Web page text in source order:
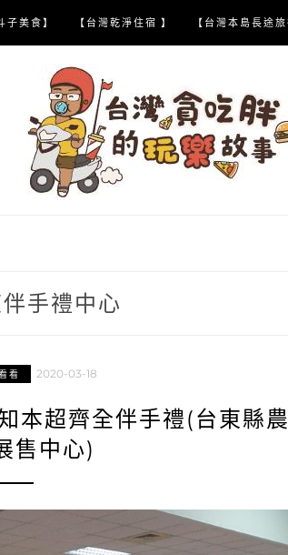
子美食】 【台灣乾淨住宿 】 【台灣本島長途旅
手禮中心
看 2020-03-18
本超齊全伴手禮(台東縣
售中心)